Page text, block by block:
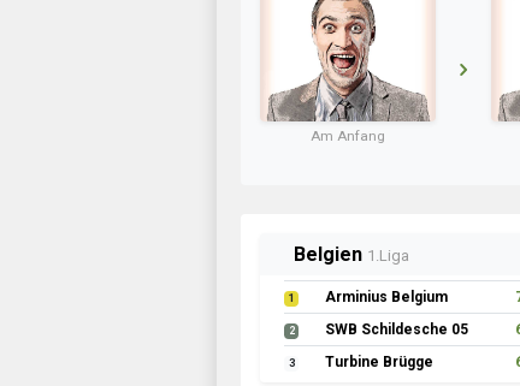
Am Anfang
Belgien 1.Liga
1 Arminius Belgium
2 SWB Schildesche 05
3 Turbine Brügge